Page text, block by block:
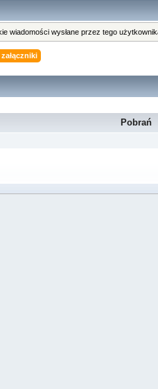
wiadomości wysłane przez tego
załączniki
Pobrań